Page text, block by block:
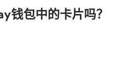
钱包中的卡片吗？